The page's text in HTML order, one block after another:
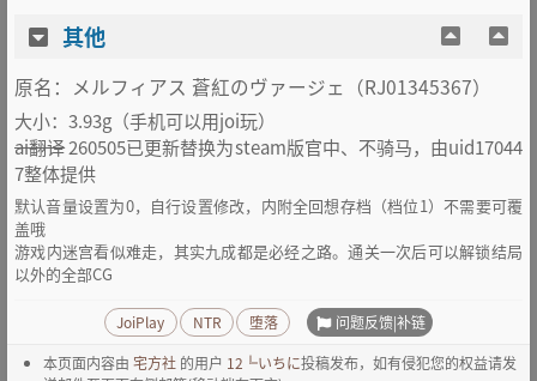
其他
原名：メルフィアス 蒼紅のヴァージェ（RJ01345367）
大小：3.93g（手机可以用joi玩）
ai翻译260505已更新替换为steam版官中、不骑马，由uid17044
7整体提供
默认音量设置为0，自行设置修改，内附全回想存档（档位1）不需要可覆
盖哦
游戏内迷宫看似难走，其实九成都是必经之路。通关一次后可以解锁结局
以外的全部CG
JoiPlay NTR 堕落 问题反馈|补链
本页面内容由 宅方社 的用户 12╚いちに投稿发布，如有侵犯您的权益请发